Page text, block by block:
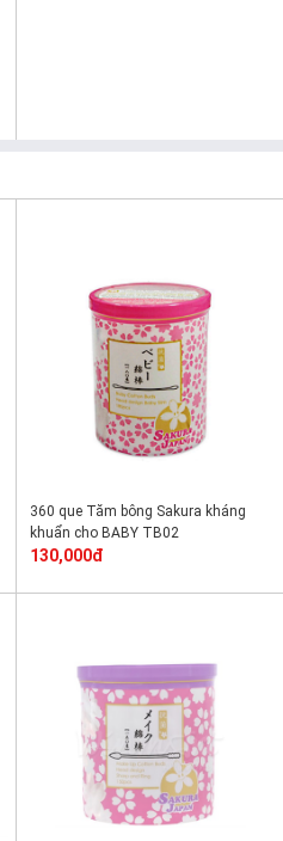
360 que Tăm bông Sakura kháng
khuẩn cho BABY TB02
130,000đ